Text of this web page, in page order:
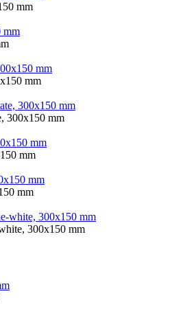
mm
mm
300x150 mm
mm
mm
300x150 mm